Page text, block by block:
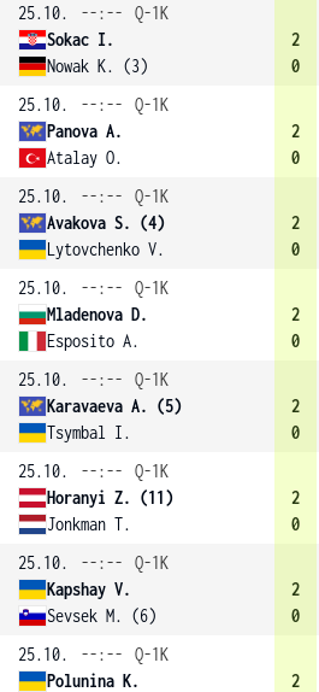
25.10.
--:--
Q-1K
Sokac I.
Nowak K. (3)
2
0
25.10.
--:--
Q-1K
Panova A.
Atalay O.
2
0
25.10.
--:--
Q-1K
Avakova S. (4)
Lytovchenko V.
2
0
25.10.
--:--
Q-1K
Mladenova D.
Esposito A.
2
0
25.10.
--:--
Q-1K
Karavaeva A. (5)
Tsymbal I.
2
0
25.10.
--:--
Q-1K
Horanyi Z. (11)
Jonkman T.
2
0
25.10.
--:--
Q-1K
Kapshay V.
Sevsek M. (6)
2
0
25.10.
--:--
Q-1K
Polunina K.
2